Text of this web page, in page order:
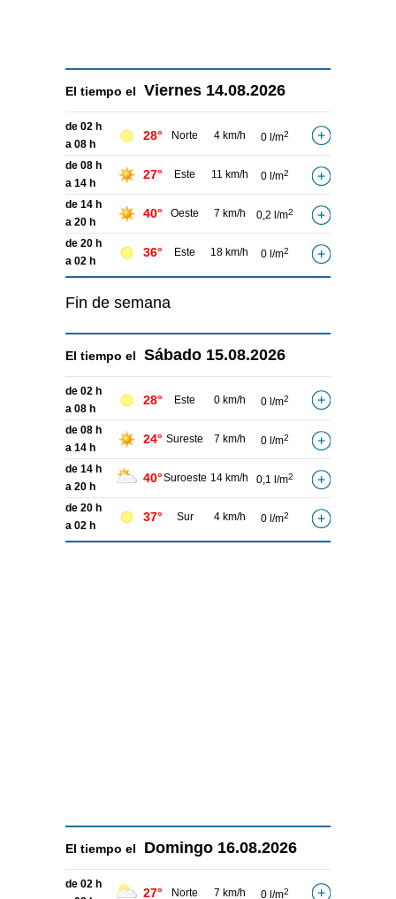
El tiempo el Viernes 14.08.2026
de 02 h
a 08 h
28° Norte 4 km/h 0 l/m2
de 08 h
a 14 h
27° Este 11 km/h 0 l/m2
de 14 h
a 20 h
40° Oeste 7 km/h 0,2 l/m2
de 20 h
a 02 h
36° Este 18 km/h 0 l/m2
Fin de semana
El tiempo el Sábado 15.08.2026
de 02 h
a 08 h
28° Este 0 km/h 0 l/m2
de 08 h
a 14 h
24° Sureste 7 km/h 0 l/m2
de 14 h
a 20 h
40°Suroeste 14 km/h 0,1 l/m2
de 20 h
a 02 h
37° Sur 4 km/h 0 l/m2
El tiempo el Domingo 16.08.2026
de 02 h
27° Norte 7 km/h 0 l/m2